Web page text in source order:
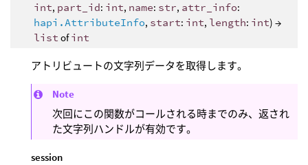
int, part_id: int, name: str, attr_info:
hapi.AttributeInfo, start: int, length: int) →
list ofint
アトリビュートの文字列データを取得します。
Note
次回にこの関数がコールされる時までのみ、返され
た文字列ハンドルが有効です。
session